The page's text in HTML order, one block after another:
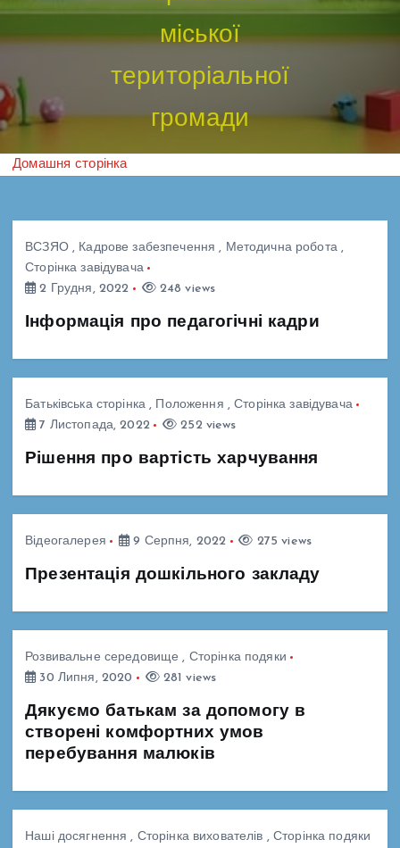
міської
територіальної
громади
Домашня сторінка
ВСЗЯО, Кадрове забезпечення , Методична робота,
Сторінка завідувача
2 Грудня, 2022
248 views
Інформація про педагогічні кадри
Батьківська сторінка, Положення ,Сторінка завідувача
7 Листопада, 2022
252 views
Рішення про вартість харчування
Відеогалерея 9 Серпня, 2022 275 views
Презентація дошкільного закладу
Розвивальне середовище , Сторінка подяки
30 Липня, 2020
281 views
Дякуємо батькам за допомогу в
створені комфортних умов
перебування малюків
Наші досягнення , Сторінка вихователів , Сторінка подяки